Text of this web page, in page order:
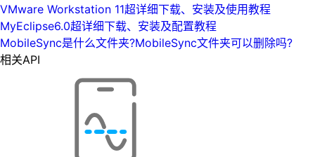
VMware Workstation 11超详细下载、安装及使用教程
MyEclipse6.0超详细下载、安装及配置教程
MobileSync是什么文件夹?MobileSync文件夹可以删除吗?
相关API